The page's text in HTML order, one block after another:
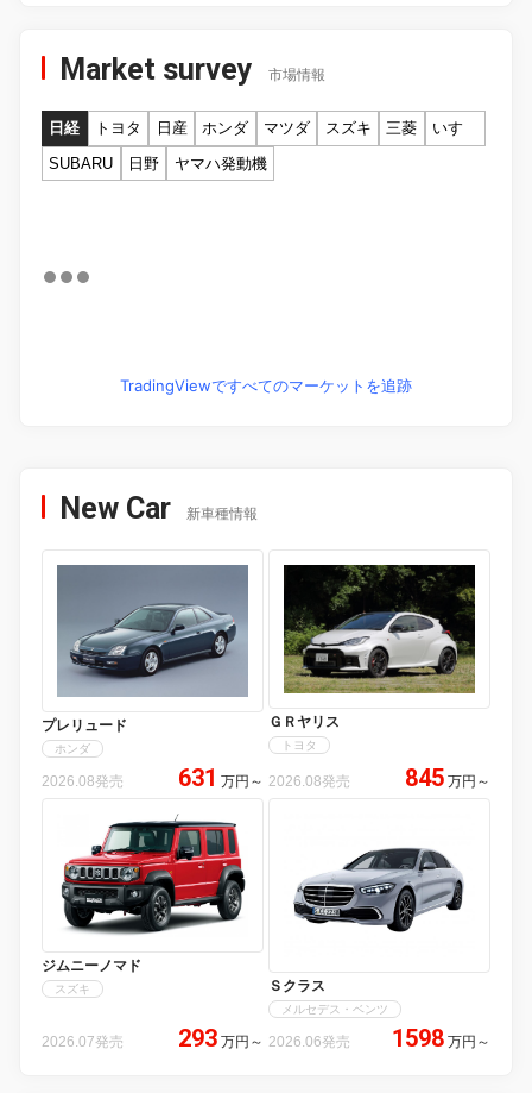
Market survey 市場情報
日経 トヨタ 日産 ホンダ マツダ スズキ 三菱
いすゞ
SUBARU
日野 ヤマハ発動機
TradingViewですべてのマーケットを追跡
New Car 新車種情報
プレリュード
ホンダ
2026.08発売 631 万円 ～
ＧＲヤリス
トヨタ
2026.08発売 845 万円 ～
ジムニーノマド
スズキ
2026.07発売 293 万円 ～
Ｓクラス
メルセデス・ベンツ
2026.06発売 1598 万円 ～